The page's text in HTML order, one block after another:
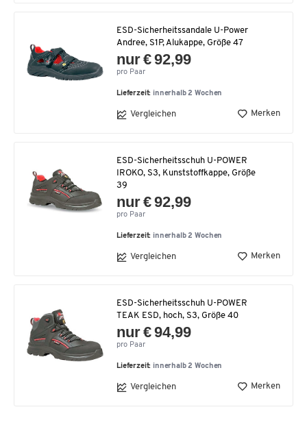
ESD-Sicherheitssandale U-Power
Andree, S1P, Alukappe, Größe 47
nur € 92,99
pro Paar
Lieferzeit: innerhalb 2 Wochen
Vergleichen Merken
ESD-Sicherheitsschuh U-POWER
IROKO, S3, Kunststoffkappe, Größe
39
nur € 92,99
pro Paar
Lieferzeit: innerhalb 2 Wochen
Vergleichen Merken
ESD-Sicherheitsschuh U-POWER
TEAK ESD, hoch, S3, Größe 40
nur € 94,99
pro Paar
Lieferzeit: innerhalb 2 Wochen
Vergleichen Merken